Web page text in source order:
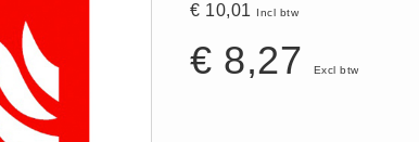
€ 10,01 Incl btw
€ 8,27 Excl btw